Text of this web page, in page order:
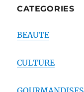
CATEGORIES
BEAUTE
CULTURE